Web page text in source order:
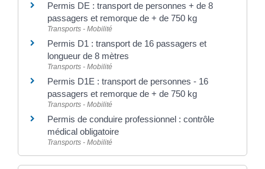
Permis DE : transport de personnes + de 8
passagers et remorque de + de 750 kg
Transports - Mobilité
Permis D1 : transport de 16 passagers et
longueur de 8 mètres
Transports - Mobilité
Permis D1E : transport de personnes - 16
passagers et remorque de + de 750 kg
Transports - Mobilité
Permis de conduire professionnel : contrôle
médical obligatoire
Transports - Mobilité